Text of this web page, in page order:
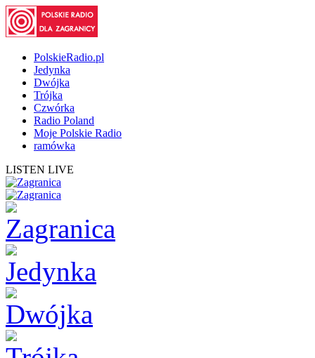
PolskieRadio.pl
Jedynka
Dwójka
Trójka
Czwórka
Radio Poland
Moje Polskie Radio
ramówka
LISTEN LIVE